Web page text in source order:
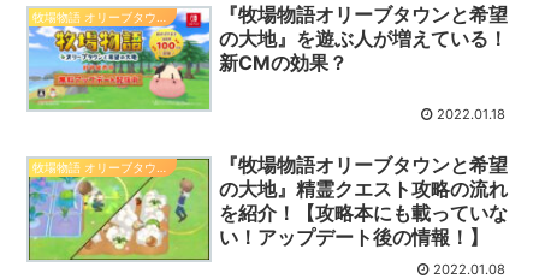
『牧場物語オリーブタウンと希望
の大地』を遊ぶ人が増えている！
新CMの効果？
2022.01.18
牧場物語 オリーブタウンと希望の大地
『牧場物語オリーブタウンと希望
の大地』精霊クエスト攻略の流れ
を紹介！【攻略本にも載っていな
い！アップデート後の情報！】
2022.01.08